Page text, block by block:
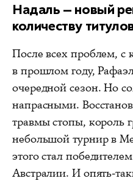
Надаль — новый
количеству
После всех проблем, с
в прошлом году,
очередной сезон. Но
напрасными.
травмы стопы, король
небольшой турнир в
этого стал
Австралии. И опять-